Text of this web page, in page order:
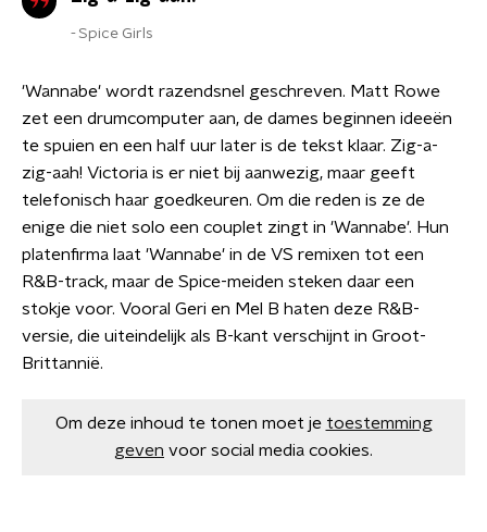
Spice Girls
'Wannabe' wordt razendsnel geschreven. Matt Rowe
zet een drumcomputer aan, de dames beginnen ideeën
te spuien en een half uur later is de tekst klaar. Zig-a-
zig-aah! Victoria is er niet bij aanwezig, maar geeft
telefonisch haar goedkeuren. Om die reden is ze de
enige die niet solo een couplet zingt in 'Wannabe'. Hun
platenfirma laat 'Wannabe' in de VS remixen tot een
R&B-track, maar de Spice-meiden steken daar een
stokje voor. Vooral Geri en Mel B haten deze R&B-
versie, die uiteindelijk als B-kant verschijnt in Groot-
Brittannië.
Om deze inhoud te tonen moet je toestemming
geven voor social media cookies.